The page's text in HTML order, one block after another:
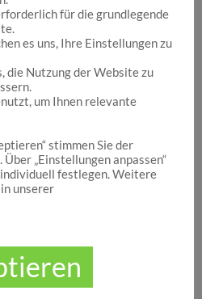
für die schönen
Anlaufstelle für Dich,
nach schönen
oder
bist. Wir von
Dinge stets zu
großen Wert darauf,
Klein etwas finden, was sie
ist ein guter Anlass, um
selbst eine Freude zu
Sortiment gibt Ihnen
für die grundlegende
es uns, Ihre Einstellungen zu
die Nutzung der Website zu
um Ihnen relevante
stimmen Sie der
„Einstellungen anpassen“
festlegen. Weitere
unserer